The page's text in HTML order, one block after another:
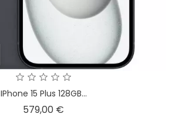
IPhone 15 Plus 128GB...
579,00 €